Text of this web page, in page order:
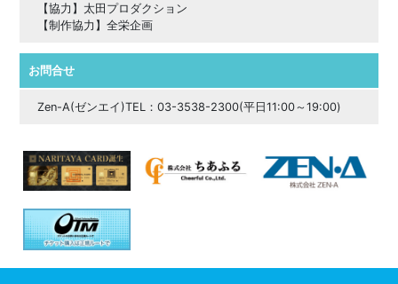
【協力】太田プロダクション
【制作協力】全栄企画
お問合せ
Zen-A(ゼンエイ)TEL：03-3538-2300(平日11:00～19:00)